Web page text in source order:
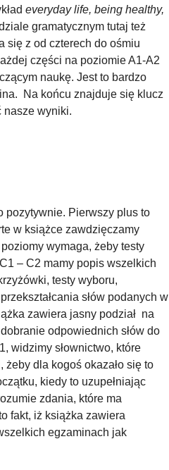
everyday life, being healthy,
gramatycznym tutaj też
się z od czterech do ośmiu
części na poziomie A1-A2
naukę. Jest to bardzo
Na końcu znajduje się klucz
nasze wyniki.
pozytywnie. Pierwszy plus to
w książce zawdzięczamy
wymaga, żeby testy
– C2 mamy popis wszelkich
testy wyboru,
słów podanych w
zawiera jasny podział na
odpowiednich słów do
widzimy słownictwo, które
dla kogoś okazało się to
kiedy to uzupełniając
zdania, które ma
fakt, iż książka zawiera
egzaminach jak